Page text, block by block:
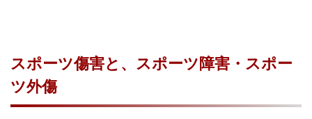
スポーツ傷害と、スポーツ障害・スポー
ツ外傷